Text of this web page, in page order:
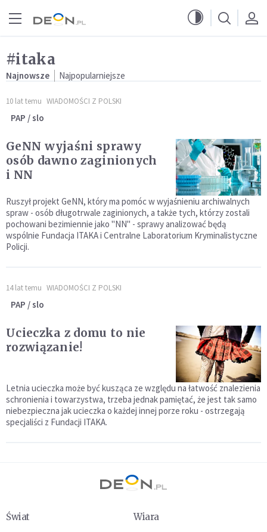
#itaka
Najnowsze Najpopularniejsze
10 lat temu WIADOMOŚCI Z POLSKI
PAP / slo
GeNN wyjaśni sprawy
osób dawno zaginionych
i NN
Ruszył projekt GeNN, który ma pomóc w wyjaśnieniu archiwalnych
spraw - osób długotrwale zaginionych, a także tych, którzy zostali
pochowani bezimiennie jako "NN" - sprawy analizować będą
wspólnie Fundacja ITAKA i Centralne Laboratorium Kryminalistyczne
Policji.
14 lat temu WIADOMOŚCI Z POLSKI
PAP / slo
Ucieczka z domu to nie
rozwiązanie!
Letnia ucieczka może być kusząca ze względu na łatwość znalezienia
schronienia i towarzystwa, trzeba jednak pamiętać, że jest tak samo
niebezpieczna jak ucieczka o każdej innej porze roku - ostrzegają
specjaliści z Fundacji ITAKA.
Świat
Wiara